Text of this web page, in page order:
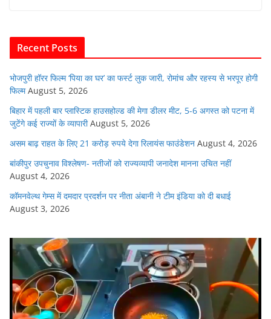
o
o
k
p
Recent Posts
भोजपुरी हॉरर फिल्म ‘पिया का घर’ का फर्स्ट लुक जारी, रोमांच और रहस्य से भरपूर होगी
फिल्म August 5, 2026
बिहार में पहली बार प्लास्टिक हाउसहोल्ड की मेगा डीलर मीट, 5-6 अगस्त को पटना में
जुटेंगे कई राज्यों के व्यापारी August 5, 2026
असम बाढ़ राहत के लिए 21 करोड़ रुपये देगा रिलायंस फाउंडेशन August 4, 2026
बांकीपुर उपचुनाव विश्लेषण- नतीजों को राज्यव्यापी जनादेश मानना उचित नहीं
August 4, 2026
कॉमनवेल्थ गेम्स में दमदार प्रदर्शन पर नीता अंबानी ने टीम इंडिया को दी बधाई
August 3, 2026